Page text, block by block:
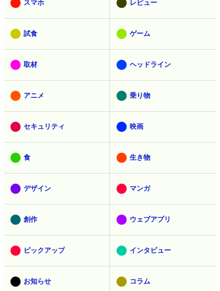
スマホ レビュー
試食 ゲーム
取材 ヘッドライン
アニメ 乗り物
セキュリティ 映画
食 生き物
デザイン マンガ
創作 ウェブアプリ
ピックアップ インタビュー
お知らせ コラム